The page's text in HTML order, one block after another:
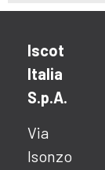
Iscot
Italia
S.p.A.
Via
Isonzo